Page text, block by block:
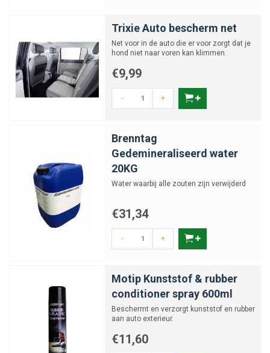
Trixie Auto bescherm net
Net voor in de auto die er voor zorgt dat je
hond niet naar voren kan klimmen.
€9,99
- +
Brenntag
Gedemineraliseerd water
20KG
Water waarbij alle zouten zijn verwijderd
€31,34
- +
Motip Kunststof & rubber
conditioner spray 600ml
Beschermt en verzorgt kunststof en rubber
aan auto exterieur.
€11,60